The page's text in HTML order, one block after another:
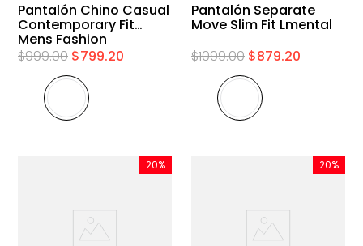
Pantalón Chino Casual
Contemporary Fit
Mens Fashion
$999.00 $799.20
Pantalón Separate
Move Slim Fit Lmental
$1099.00 $879.20
20% 20%